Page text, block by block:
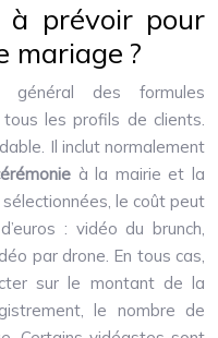
prévoir pour
mariage ?
des formules
les profils de clients.
Il inclut normalement
à la mairie et la
le coût peut
: vidéo du brunch,
par drone. En tous cas,
sur le montant de la
le nombre de